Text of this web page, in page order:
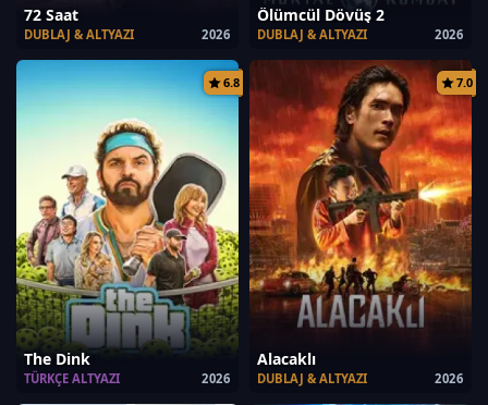
72 Saat
2026
DUBLAJ & ALTYAZI
Ölümcül Dövüş 2
2026
DUBLAJ & ALTYAZI
6.8
The Dink
2026
TÜRKÇE ALTYAZI
7.0
Alacaklı
2026
DUBLAJ & ALTYAZI